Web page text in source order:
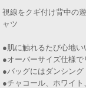
視線をクギ付け背中の
ャツ
●肌に触れるたび心地い
●オーバーサイズ仕様
●バッグにはダンシン
●チャコール、ホワイ